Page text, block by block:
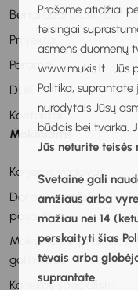
Prašome atidžiai
teisingai
asmens duomenų
www.mukis.lt . Jūs
Politika,
nurodytais Jūsų
būdais bei tvarka.
Jūs neturite teisės
Svetaine gali
amžiaus arba
mažiau nei 14
perskaityti šias
tėvais arba
suprantate.
Bendradarbiavimas
Projektai
Parama
DUK
Kontaktai
Mokiniams
Karjeros vadovas
Darbo ir profesijų
pasaulis
Mokymosi ir praktikos
galimybės
Karjeros specialisto